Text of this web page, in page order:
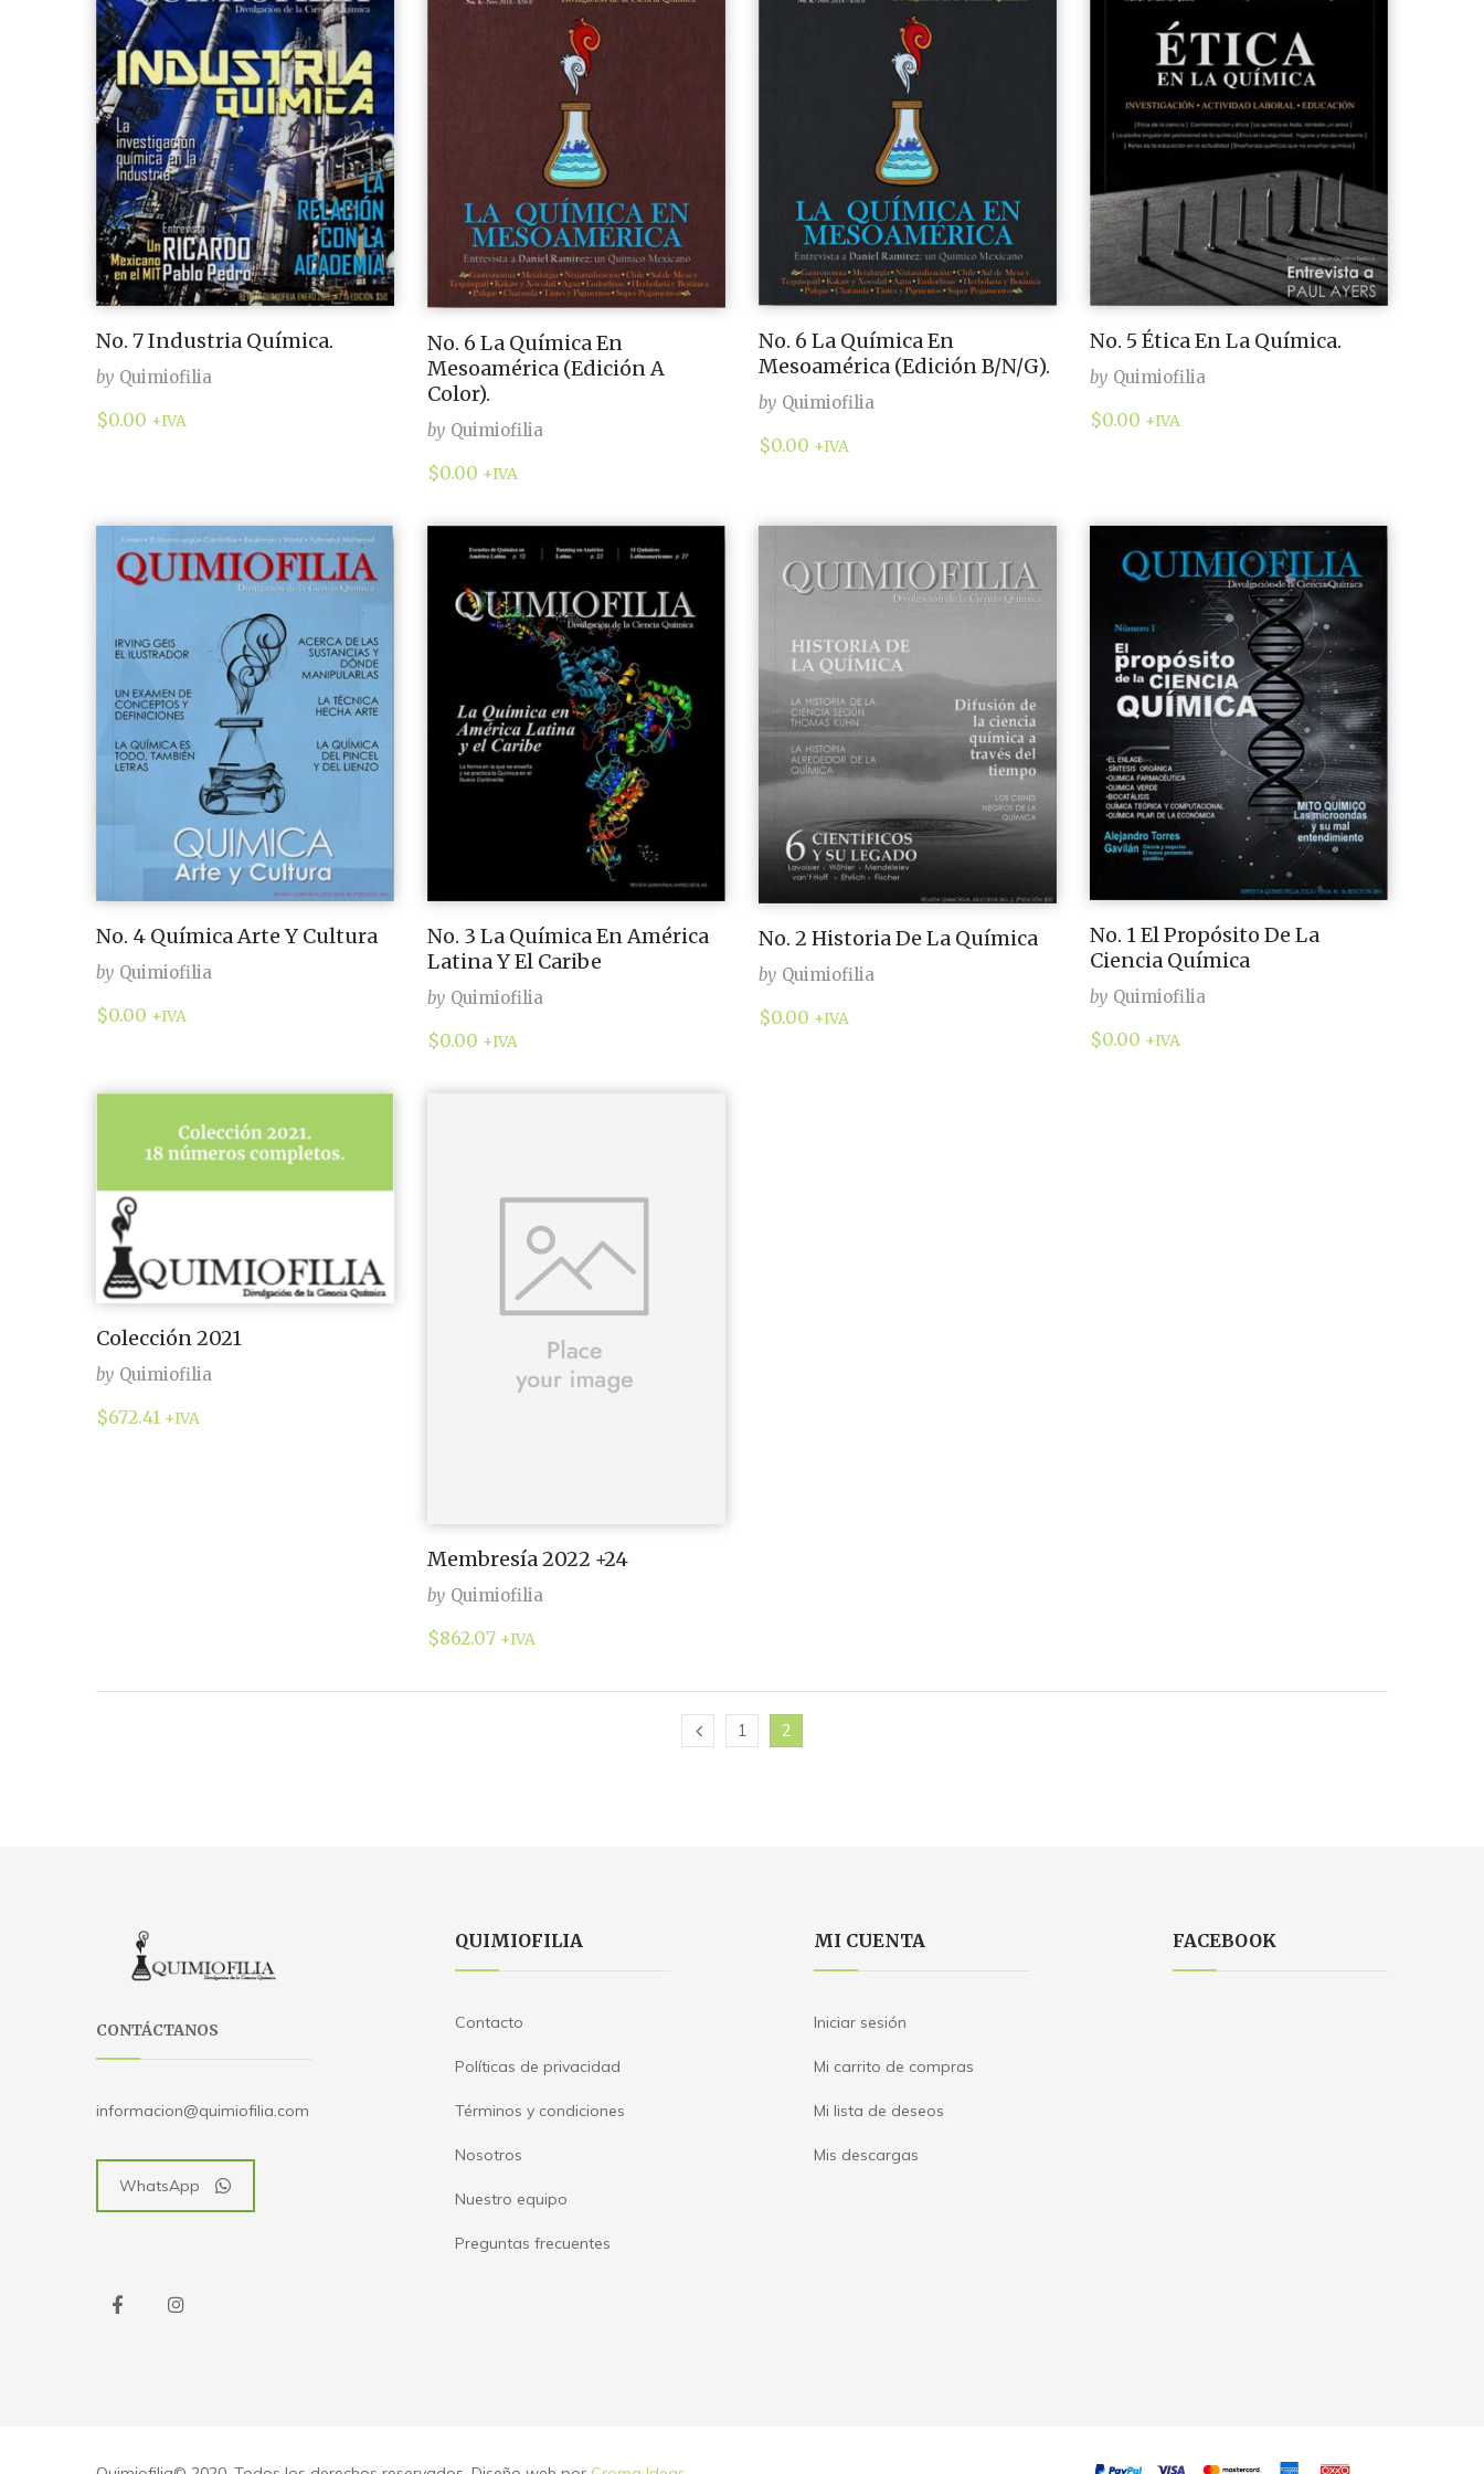
No. 7 Industria Química.
by Quimiofilia
$0.00 +IVA
No. 6 La Química En
Mesoamérica (Edición A
Color).
by Quimiofilia
$0.00 +IVA
No. 6 La Química En
Mesoamérica (Edición B/N/G).
by Quimiofilia
$0.00 +IVA
No. 5 Ética En La Química.
by Quimiofilia
$0.00 +IVA
No. 4 Química Arte Y Cultura
by Quimiofilia
$0.00 +IVA
No. 3 La Química En América
Latina Y El Caribe
by Quimiofilia
$0.00 +IVA
No. 2 Historia De La Química
by Quimiofilia
$0.00 +IVA
No. 1 El Propósito De La
Ciencia Química
by Quimiofilia
$0.00 +IVA
Colección 2021
by Quimiofilia
$672.41 +IVA
Membresía 2022 +24
by Quimiofilia
$862.07 +IVA
1 2
CONTÁCTANOS
informacion@quimiofilia.com
WhatsApp
QUIMIOFILIA
Contacto
Políticas de privacidad
Términos y condiciones
Nosotros
Nuestro equipo
Preguntas frecuentes
MI CUENTA
Iniciar sesión
Mi carrito de compras
Mi lista de deseos
Mis descargas
FACEBOOK